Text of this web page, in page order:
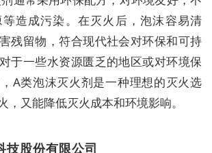
造成污染。在灭火后，泡沫容易清
残留物，符合现代社会对环保和可持
于一些水资源匮乏的地区或对环境保
A类泡沫灭火剂是一种理想的灭火选
，又能降低灭火成本和环境影响。
技股份有限公司